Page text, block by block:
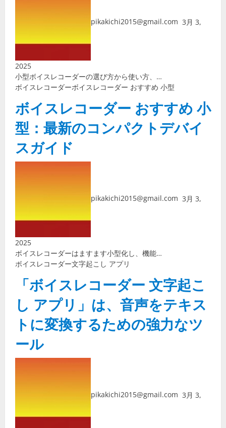
pikakichi2015@gmail.com 3月 3,
2025
小型ボイスレコーダーの選び方から使い方、…
ボイスレコーダーボイスレコーダー おすすめ 小型
ボイスレコーダー おすすめ 小
型：最新のコンパクトデバイ
スガイド
pikakichi2015@gmail.com 3月 3,
2025
ボイスレコーダーはますます小型化し、機能…
ボイスレコーダー文字起こし アプリ
「ボイスレコーダー 文字起こ
し アプリ」は、音声をテキス
トに変換するための強力なツ
ール
pikakichi2015@gmail.com 3月 3,